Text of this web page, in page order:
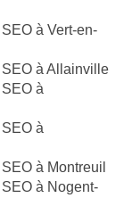
à Vert-en-
à Allainville
à
à
à Montreuil
à Nogent-